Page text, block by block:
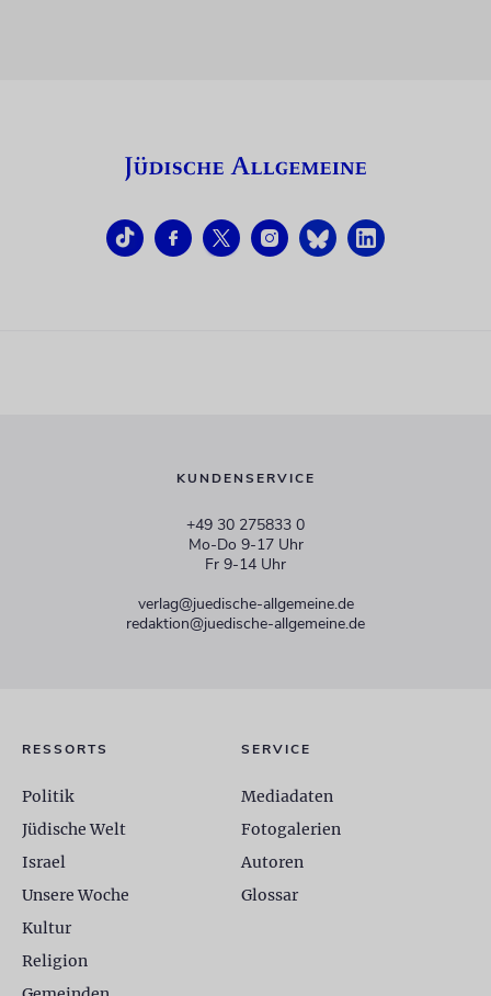
KUNDENSERVICE
+49 30 275833 0
Mo-Do 9-17 Uhr
Fr 9-14 Uhr
verlag@juedische-allgemeine.de
redaktion@juedische-allgemeine.de
RESSORTS
Politik
Jüdische Welt
Israel
Unsere Woche
Kultur
Religion
SERVICE
Mediadaten
Fotogalerien
Autoren
Glossar